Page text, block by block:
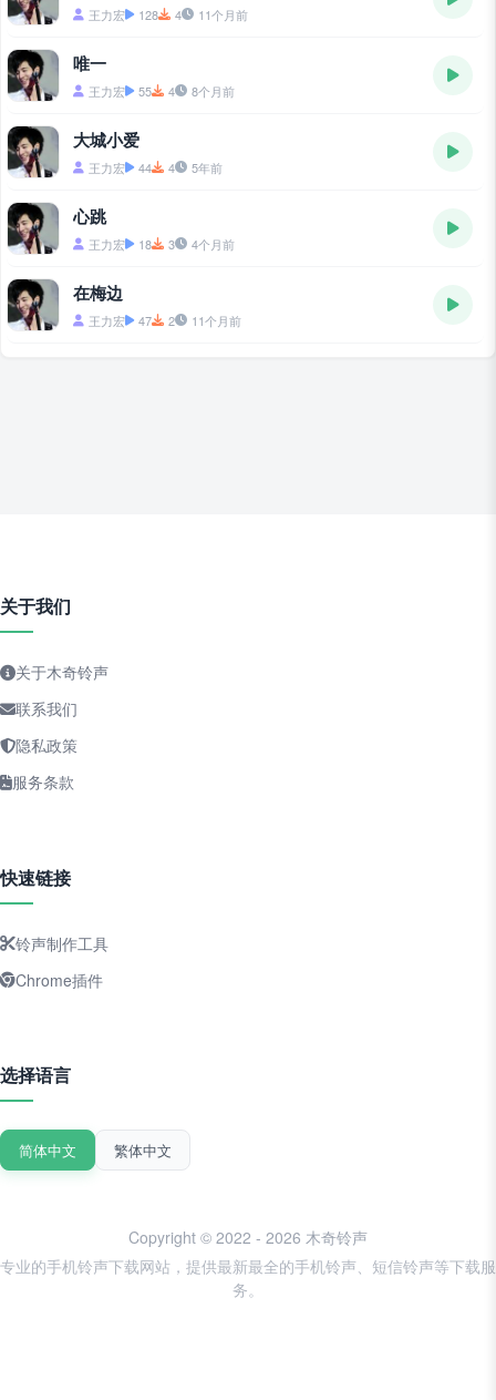
王力宏 128 4 11个月前
唯一
王力宏 55 4 8个月前
大城小爱
王力宏 44 4 5年前
心跳
王力宏 18 3 4个月前
在梅边
王力宏 47 2 11个月前
关于我们
关于木奇铃声
联系我们
隐私政策
服务条款
快速链接
铃声制作工具
Chrome插件
选择语言
简体中文 繁体中文
Copyright © 2022 - 2026 木奇铃声
专业的手机铃声下载网站，提供最新最全的手机铃声、短信铃声等下载服
务。